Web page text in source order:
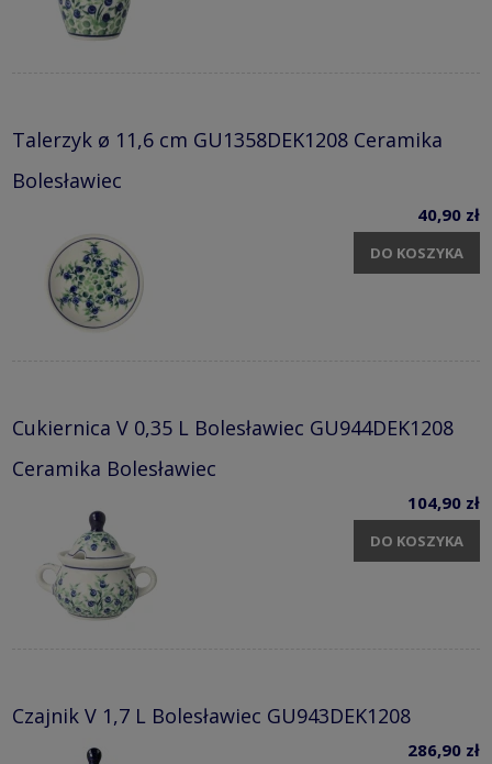
Talerzyk ø 11,6 cm GU1358DEK1208 Ceramika
Bolesławiec
40,90 zł
DO KOSZYKA
Cukiernica V 0,35 L Bolesławiec GU944DEK1208
Ceramika Bolesławiec
104,90 zł
DO KOSZYKA
Czajnik V 1,7 L Bolesławiec GU943DEK1208
286,90 zł